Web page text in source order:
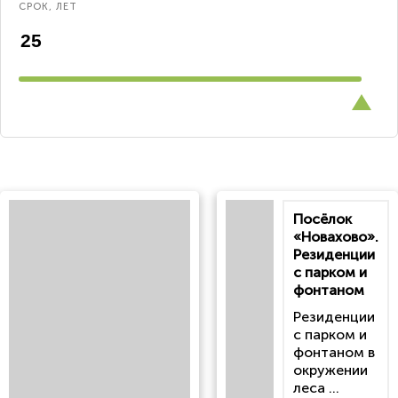
СРОК, ЛЕТ
Посёлок
«Новахово».
Резиденции
с парком и
фонтаном
Резиденции
с парком и
фонтаном в
окружении
леса ...